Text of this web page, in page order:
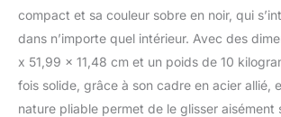
compact et sa couleur sobre en noir, qui
dans n’importe quel intérieur. Avec des
x 51,99 x 11,48 cm et un poids de 10
fois solide, grâce à son cadre en acier allié,
nature pliable permet de le glisser aisément